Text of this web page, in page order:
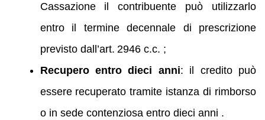
Cassazione il contribuente può utilizzarlo
entro il termine decennale di prescrizione
previsto dall’art. 2946 c.c. ;
Recupero entro dieci anni: il credito può
essere recuperato tramite istanza di rimborso
o in sede contenziosa entro dieci anni .